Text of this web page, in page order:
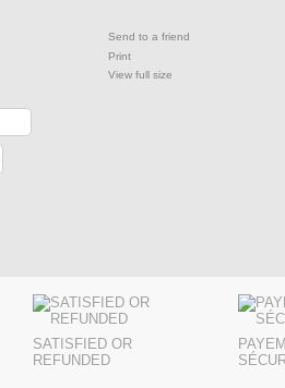
Send to a friend
Print
View full size
SATISFIED OR
REFUNDED